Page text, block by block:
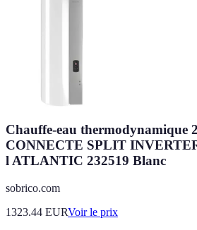
Chauffe-eau thermodynamique
CONNECTE SPLIT
l ATLANTIC 232519 Blanc
sobrico.com
1323.44 EURVoir le prix